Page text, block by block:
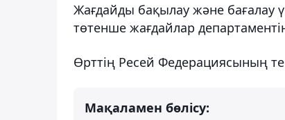
Жағдайды бақылау және бағалау
төтенше жағдайлар
Өрттің Ресей Федерациясының
Мақаламен бөлісу: